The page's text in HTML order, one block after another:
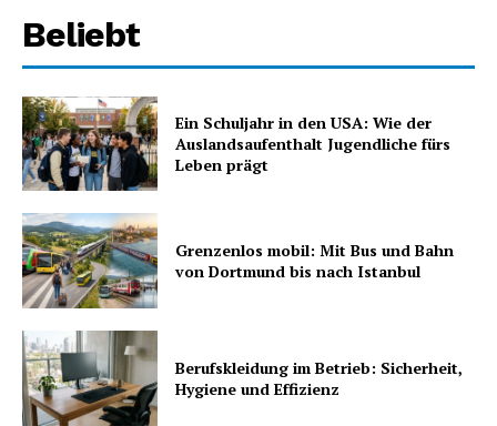
Beliebt
Ein Schuljahr in den USA: Wie der
Auslandsaufenthalt Jugendliche fürs
Leben prägt
Grenzenlos mobil: Mit Bus und Bahn
von Dortmund bis nach Istanbul
Berufskleidung im Betrieb: Sicherheit,
Hygiene und Effizienz